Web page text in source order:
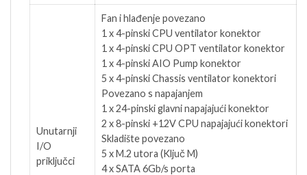
Unutarnji
I/O
priključci
Fan i hlađenje povezano
1 x 4-pinski CPU ventilator konektor
1 x 4-pinski CPU OPT ventilator konektor
1 x 4-pinski AIO Pump konektor
5 x 4-pinski Chassis ventilator konektori
Povezano s napajanjem
1 x 24-pinski glavni napajajući konektor
2 x 8-pinski +12V CPU napajajući konektori
Skladište povezano
5 x M.2 utora (Ključ M)
4 x SATA 6Gb/s porta